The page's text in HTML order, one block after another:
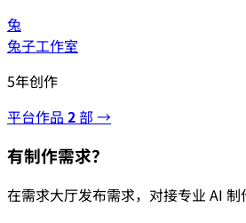
兔
兔子工作室
5年创作
平台作品 2部 →
有制作需求？
在需求大厅发布需求，对接专业 AI 制